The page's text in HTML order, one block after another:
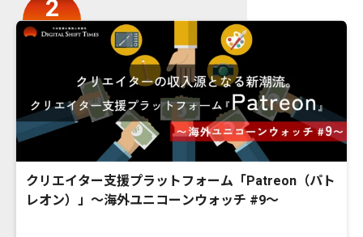
クリエイター支援プラットフォーム「Patreon（パト
レオン）」〜海外ユニコーンウォッチ #9〜